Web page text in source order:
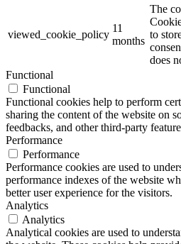
viewed_cookie_policy
11
months
The
to
does
Functional
Functional
Functional cookies help to perform
sharing the content of the website on
feedbacks, and other third-party
Performance
Performance
Performance cookies are used to
performance indexes of the website
better user experience for the visitors.
Analytics
Analytics
Analytical cookies are used to